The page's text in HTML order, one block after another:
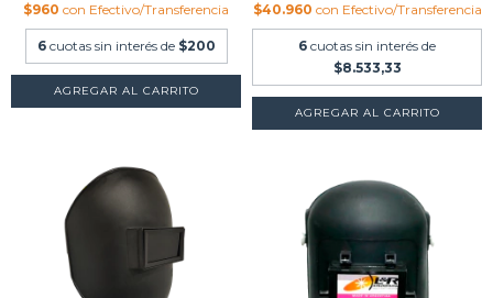
$960 con Efectivo/Transferencia
6 cuotas sin interés de $200
$40.960 con Efectivo/Transferencia
6 cuotas sin interés de
$8.533,33